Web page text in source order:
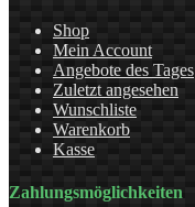
Shop
Mein Account
Angebote des Tages
Zuletzt angesehen
Wunschliste
Warenkorb
Kasse
Zahlungsmöglichkeiten